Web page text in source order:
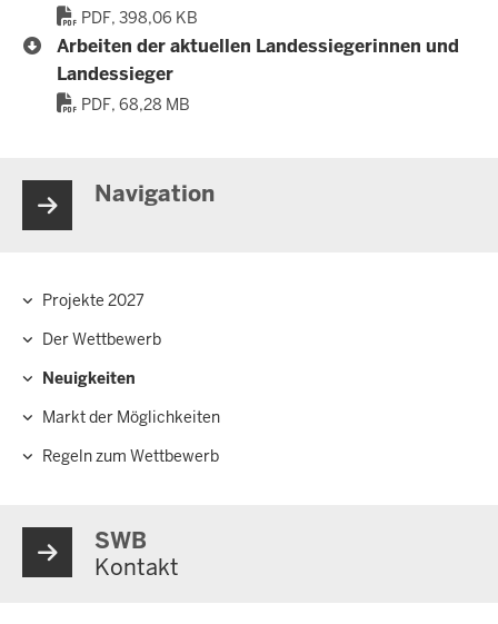
PDF, 398,06 KB
Arbeiten der aktuellen Landessiegerinnen und
Landessieger
PDF, 68,28 MB
Navigation
Projekte 2027
Der Wettbewerb
Neuigkeiten
Markt der Möglichkeiten
Regeln zum Wettbewerb
SWB
Kontakt